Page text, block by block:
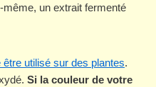
même, un extrait fermenté
utilisé sur des plantes.
Si la couleur de votre